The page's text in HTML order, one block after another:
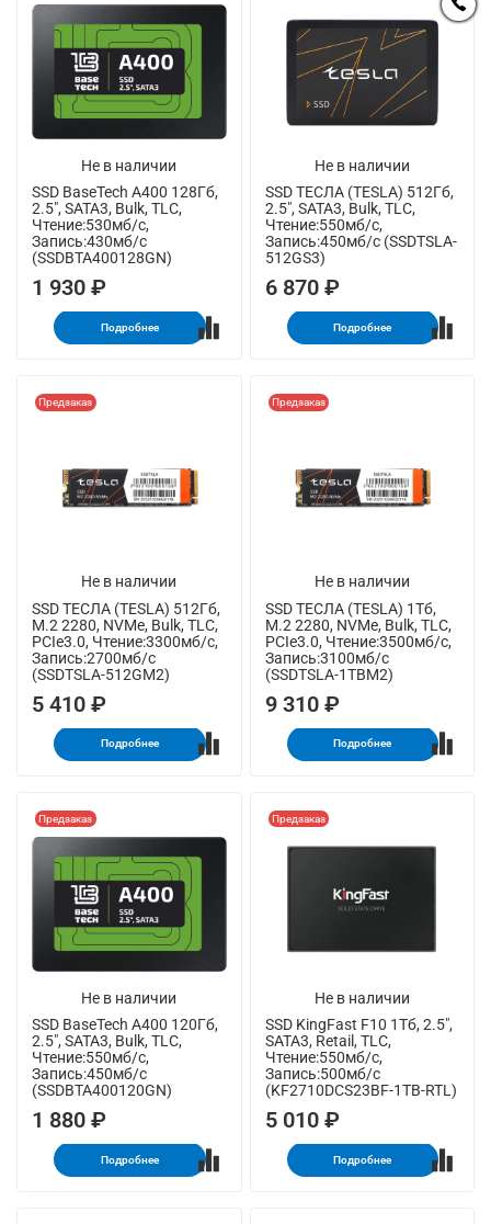
Не в наличии
SSD BaseTech A400 128Гб,
2.5", SATA3, Bulk, TLC,
Чтение:530мб/с,
Запись:430мб/с
(SSDBTA400128GN)
1 930 ₽
Подробнее
Не в наличии
SSD ТЕСЛА (TESLA) 512Гб,
2.5", SATA3, Bulk, TLC,
Чтение:550мб/с,
Запись:450мб/с (SSDTSLA-
512GS3)
6 870 ₽
Подробнее
Не в наличии
Предзаказ
SSD ТЕСЛА (TESLA) 512Гб,
M.2 2280, NVMe, Bulk, TLC,
PCIe3.0, Чтение:3300мб/с,
Запись:2700мб/с
(SSDTSLA-512GM2)
5 410 ₽
Подробнее
Не в наличии
Предзаказ
SSD ТЕСЛА (TESLA) 1Тб,
M.2 2280, NVMe, Bulk, TLC,
PCIe3.0, Чтение:3500мб/с,
Запись:3100мб/с
(SSDTSLA-1TBM2)
9 310 ₽
Подробнее
Не в наличии
Предзаказ
SSD BaseTech A400 120Гб,
2.5", SATA3, Bulk, TLC,
Чтение:550мб/с,
Запись:450мб/с
(SSDBTA400120GN)
1 880 ₽
Подробнее
Не в наличии
Предзаказ
SSD KingFast F10 1Тб, 2.5",
SATA3, Retail, TLC,
Чтение:550мб/с,
Запись:500мб/с
(KF2710DCS23BF-1TB-RTL)
5 010 ₽
Подробнее